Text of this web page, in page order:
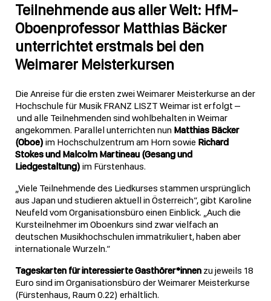
Teilnehmende aus aller Welt: HfM-
Oboenprofessor Matthias Bäcker
unterrichtet erstmals bei den
Weimarer Meisterkursen
Die Anreise für die ersten zwei Weimarer Meisterkurse an der
Hochschule für Musik FRANZ LISZT Weimar ist erfolgt –
und alle Teilnehmenden sind wohlbehalten in Weimar
angekommen. Parallel unterrichten nun Matthias Bäcker
(Oboe) im Hochschulzentrum am Horn sowie Richard
Stokes und Malcolm Martineau (Gesang und
Liedgestaltung) im Fürstenhaus.
„Viele Teilnehmende des Liedkurses stammen ursprünglich
aus Japan und studieren aktuell in Österreich“, gibt Karoline
Neufeld vom Organisationsbüro einen Einblick. „Auch die
Kursteilnehmer im Oboenkurs sind zwar vielfach an
deutschen Musikhochschulen immatrikuliert, haben aber
internationale Wurzeln.“
Tageskarten für interessierte Gasthörer*innen zu jeweils 18
Euro sind im Organisationsbüro der Weimarer Meisterkurse
(Fürstenhaus, Raum 0.22) erhältlich.